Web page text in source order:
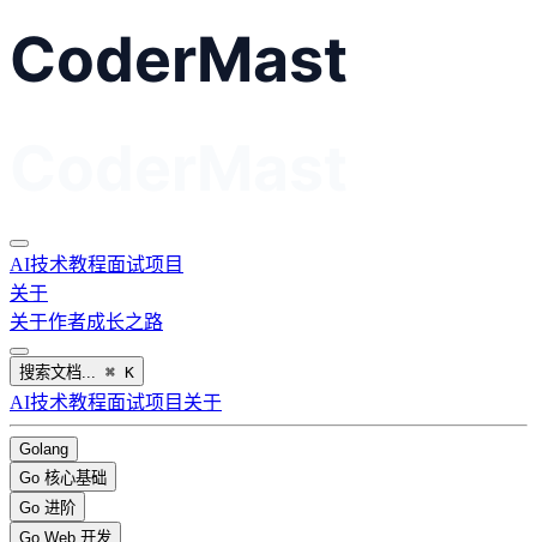
AI技术教程面试项目
关于
关于作者成长之路
搜索文档... ⌘ K
AI技术教程面试项目 关于
Golang
Go 核心基础
Go 进阶
Go Web 开发